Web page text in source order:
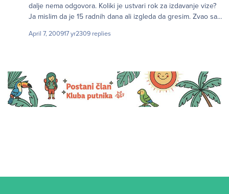
dalje nema odgovora. Koliki je ustvari rok za izdavanje vize?
Ja mislim da je 15 radnih dana ali izgleda da gresim. Zvao sam
mesec dana. Kada sam rekao da je mesec dana vec proslo
mesec dana imam i odbijenicu, iz nepoznatih i nejasnih
razloga.
April 7, 200917 yr2309 replies